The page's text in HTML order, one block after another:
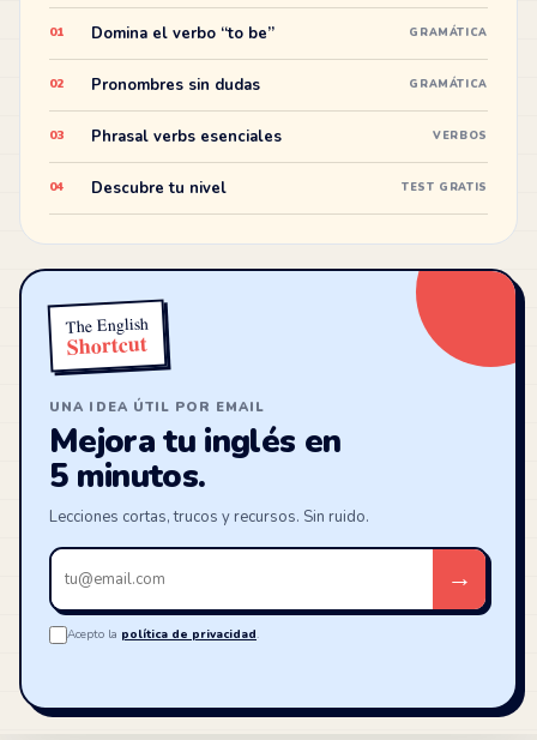
01 Domina el verbo “to be” GRAMÁTICA
02 Pronombres sin dudas GRAMÁTICA
03 Phrasal verbs esenciales VERBOS
04 Descubre tu nivel TEST GRATIS
The English
Shortcut
UNA IDEA ÚTIL POR EMAIL
Mejora tu inglés en
5 minutos.
Lecciones cortas, trucos y recursos. Sin ruido.
Tu
email
→
Acepto la política de privacidad.